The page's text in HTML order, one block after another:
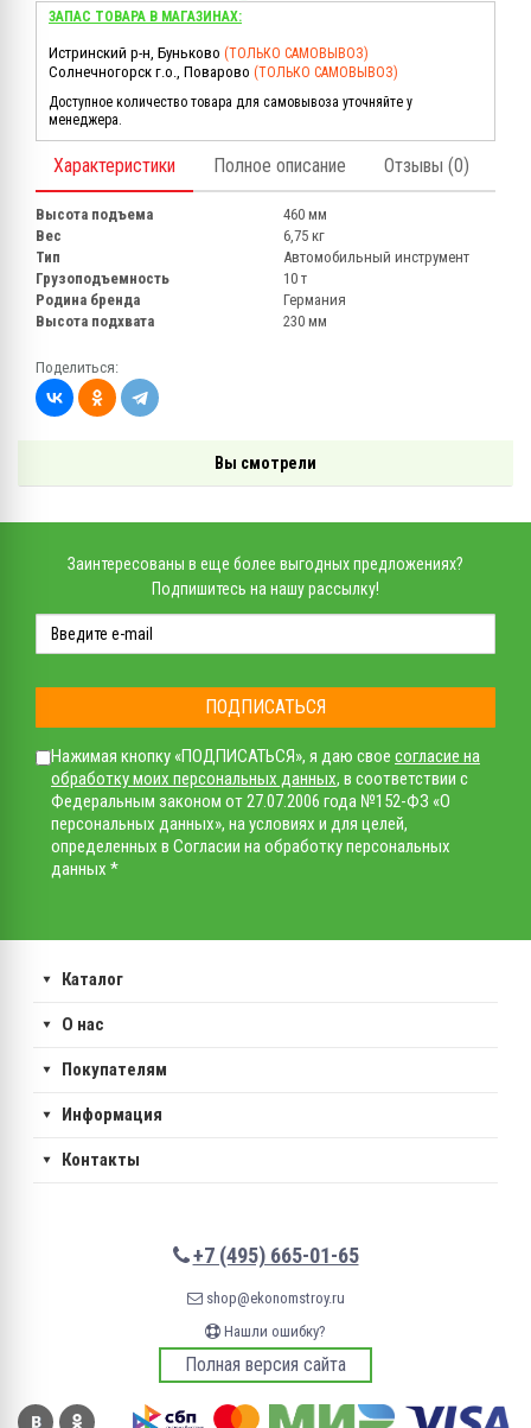
ЗАПАС ТОВАРА В МАГАЗИНАХ:
Истринский р-н, Буньково (ТОЛЬКО САМОВЫВОЗ)
Солнечногорск г.о., Поварово (ТОЛЬКО САМОВЫВОЗ)
Доступное количество товара для самовывоза уточняйте у
менеджера.
Характеристики Полное описание Отзывы (0)
Высота подъема
460 мм
Вес
6,75 кг
Тип
Автомобильный инструмент
Грузоподъемность
10 т
Родина бренда
Германия
Высота подхвата
230 мм
Поделиться:
Вы смотрели
Заинтересованы в еще более выгодных предложениях?
Подпишитесь на нашу рассылку!
ПОДПИСАТЬСЯ
Нажимая кнопку «ПОДПИСАТЬСЯ», я даю свое согласие на
обработку моих персональных данных, в соответствии с
Федеральным законом от 27.07.2006 года №152-ФЗ «О
персональных данных», на условиях и для целей,
определенных в Согласии на обработку персональных
данных *
Каталог
О нас
Покупателям
Информация
Контакты
+7 (495) 665-01-65
shop@ekonomstroy.ru
Нашли ошибку?
Полная версия сайта